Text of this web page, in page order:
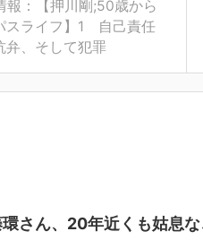
報：【押川剛;50歳から
スライフ】1 自己責任
弁、そして犯罪
さん、20年近くも姑息な